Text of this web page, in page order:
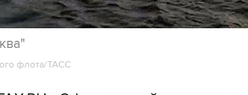
флота/ТАСС